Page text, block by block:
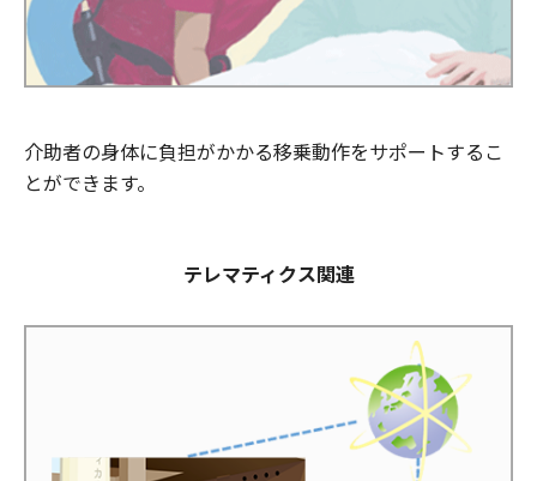
介助者の身体に負担がかかる移乗動作をサポートするこ
とができます。
テレマティクス関連